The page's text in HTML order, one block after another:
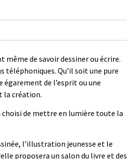
de savoir dessiner ou écrire.
téléphoniques. Qu’il soit une pure
de l’esprit ou une
la création.
choisi de mettre en lumière toute la
l’illustration jeunesse et le
proposera un salon du livre et des